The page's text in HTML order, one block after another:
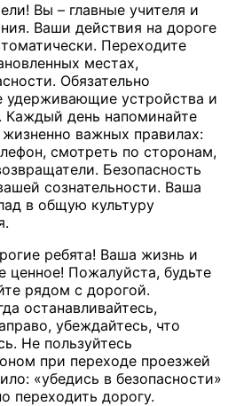
Вы – главные учителя и
Ваши действия на дороге
Переходите
местах,
Обязательно
удерживающие устройства и
Каждый день напоминайте
важных правилах:
смотреть по сторонам,
Безопасность
сознательности. Ваша
в общую культуру
ребята! Ваша жизнь и
ценное! Пожалуйста, будьте
рядом с дорогой.
останавливайтесь,
убеждайтесь, что
Не пользуйтесь
при переходе проезжей
«убедись в безопасности»
переходить дорогу.